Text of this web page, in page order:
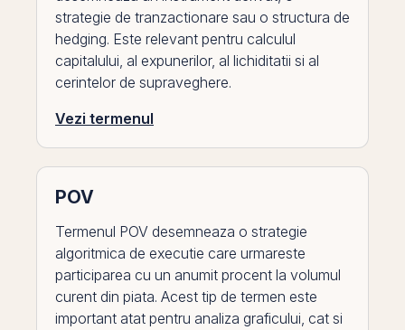
strategie de tranzactionare sau o structura de
hedging. Este relevant pentru calculul
capitalului, al expunerilor, al lichiditatii si al
cerintelor de supraveghere.
Vezi termenul
POV
Termenul POV desemneaza o strategie
algoritmica de executie care urmareste
participarea cu un anumit procent la volumul
curent din piata. Acest tip de termen este
important atat pentru analiza graficului, cat si